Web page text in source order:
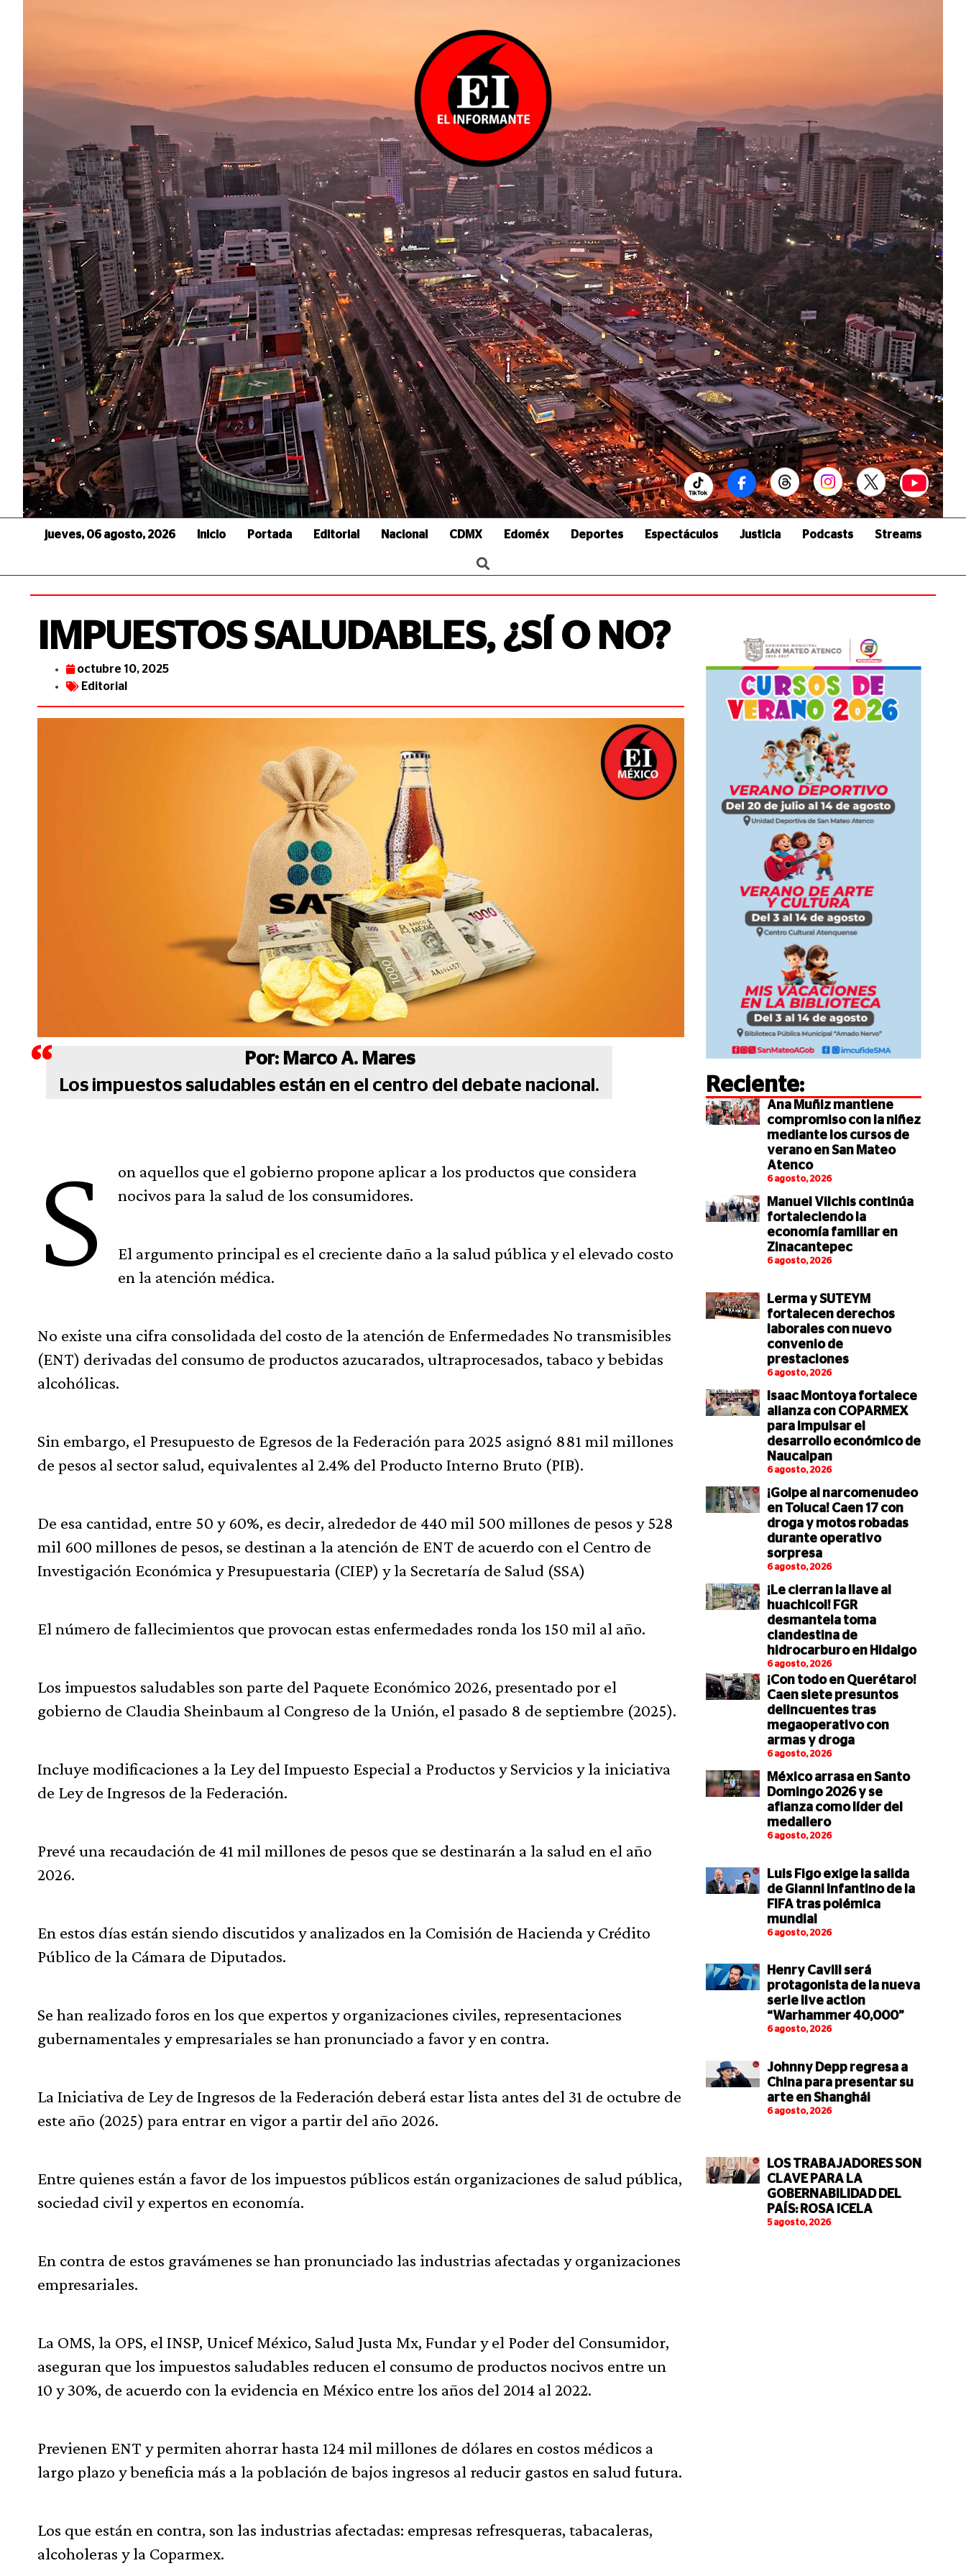
jueves, 06 agosto, 2026 Inicio Portada Editorial Nacional CDMX Edoméx Deportes Espectáculos Justicia Podcasts Streams
IMPUESTOS SALUDABLES, ¿SÍ O NO?
octubre 10, 2025
Editorial
Por: Marco A. Mares
Los impuestos saludables están en el centro del debate nacional.
S
on aquellos que el gobierno propone aplicar a los productos que considera
nocivos para la salud de los consumidores.
El argumento principal es el creciente daño a la salud pública y el elevado costo
en la atención médica.
No existe una cifra consolidada del costo de la atención de Enfermedades No transmisibles
(ENT) derivadas del consumo de productos azucarados, ultraprocesados, tabaco y bebidas
alcohólicas.
Sin embargo, el Presupuesto de Egresos de la Federación para 2025 asignó 881 mil millones
de pesos al sector salud, equivalentes al 2.4% del Producto Interno Bruto (PIB).
De esa cantidad, entre 50 y 60%, es decir, alrededor de 440 mil 500 millones de pesos y 528
mil 600 millones de pesos, se destinan a la atención de ENT de acuerdo con el Centro de
Investigación Económica y Presupuestaria (CIEP) y la Secretaría de Salud (SSA)
El número de fallecimientos que provocan estas enfermedades ronda los 150 mil al año.
Los impuestos saludables son parte del Paquete Económico 2026, presentado por el
gobierno de Claudia Sheinbaum al Congreso de la Unión, el pasado 8 de septiembre (2025).
Incluye modificaciones a la Ley del Impuesto Especial a Productos y Servicios y la iniciativa
de Ley de Ingresos de la Federación.
Prevé una recaudación de 41 mil millones de pesos que se destinarán a la salud en el año
2026.
En estos días están siendo discutidos y analizados en la Comisión de Hacienda y Crédito
Público de la Cámara de Diputados.
Se han realizado foros en los que expertos y organizaciones civiles, representaciones
gubernamentales y empresariales se han pronunciado a favor y en contra.
La Iniciativa de Ley de Ingresos de la Federación deberá estar lista antes del 31 de octubre de
este año (2025) para entrar en vigor a partir del año 2026.
Entre quienes están a favor de los impuestos públicos están organizaciones de salud pública,
sociedad civil y expertos en economía.
En contra de estos gravámenes se han pronunciado las industrias afectadas y organizaciones
empresariales.
La OMS, la OPS, el INSP, Unicef México, Salud Justa Mx, Fundar y el Poder del Consumidor,
aseguran que los impuestos saludables reducen el consumo de productos nocivos entre un
10 y 30%, de acuerdo con la evidencia en México entre los años del 2014 al 2022.
Previenen ENT y permiten ahorrar hasta 124 mil millones de dólares en costos médicos a
largo plazo y beneficia más a la población de bajos ingresos al reducir gastos en salud futura.
Los que están en contra, son las industrias afectadas: empresas refresqueras, tabacaleras,
alcoholeras y la Coparmex.
Reciente:
Ana Muñiz mantiene
compromiso con la niñez
mediante los cursos de
verano en San Mateo
Atenco
6 agosto, 2026
Manuel Vilchis continúa
fortaleciendo la
economía familiar en
Zinacantepec
6 agosto, 2026
Lerma y SUTEYM
fortalecen derechos
laborales con nuevo
convenio de
prestaciones
6 agosto, 2026
Isaac Montoya fortalece
alianza con COPARMEX
para impulsar el
desarrollo económico de
Naucalpan
6 agosto, 2026
¡Golpe al narcomenudeo
en Toluca! Caen 17 con
droga y motos robadas
durante operativo
sorpresa
6 agosto, 2026
¡Le cierran la llave al
huachicol! FGR
desmantela toma
clandestina de
hidrocarburo en Hidalgo
6 agosto, 2026
¡Con todo en Querétaro!
Caen siete presuntos
delincuentes tras
megaoperativo con
armas y droga
6 agosto, 2026
México arrasa en Santo
Domingo 2026 y se
afianza como líder del
medallero
6 agosto, 2026
Luis Figo exige la salida
de Gianni Infantino de la
FIFA tras polémica
mundial
6 agosto, 2026
Henry Cavill será
protagonista de la nueva
serie live action
“Warhammer 40,000”
6 agosto, 2026
Johnny Depp regresa a
China para presentar su
arte en Shanghái
6 agosto, 2026
LOS TRABAJADORES SON
CLAVE PARA LA
GOBERNABILIDAD DEL
PAÍS: ROSA ICELA
5 agosto, 2026